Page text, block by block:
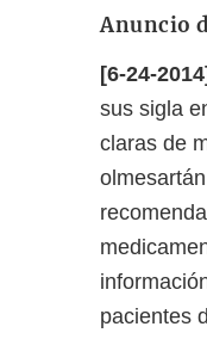
Anuncio
[6-24-2014]
sus sigla
claras de
pacientes